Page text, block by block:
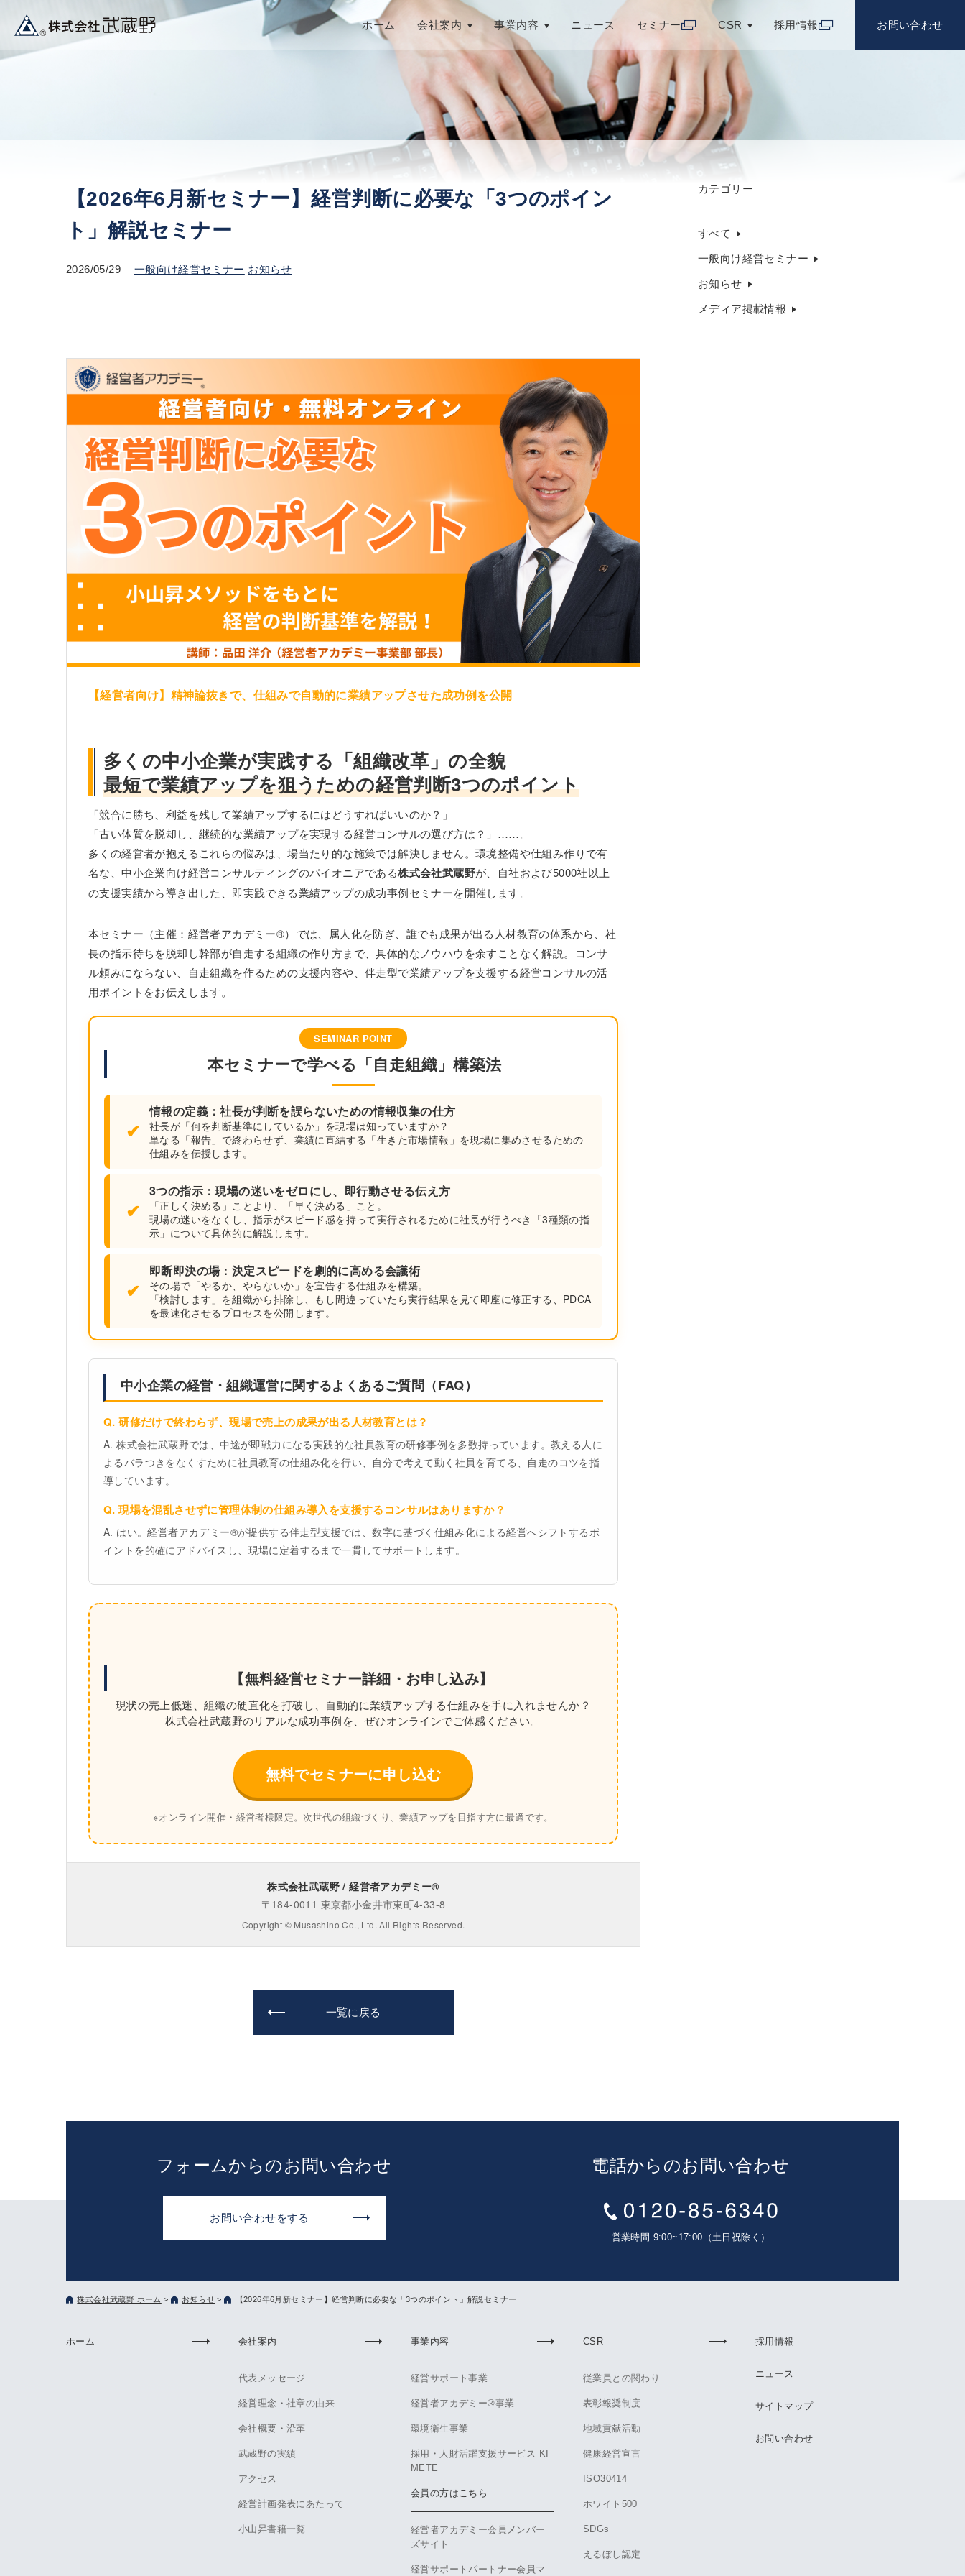
ホーム 会社案内 事業内容 ニュース セミナー CSR 採用情報 お問い合わせ
【2026年6月新セミナー】経営判断に必要な「3つのポイン
ト」解説セミナー
2026/05/29 一般向け経営セミナー お知らせ
【経営者向け】精神論抜きで、仕組みで自動的に業績アップさせた成功例を公開
多くの中小企業が実践する「組織改革」の全貌
最短で業績アップを狙うための経営判断3つのポイント
「競合に勝ち、利益を残して業績アップするにはどうすればいいのか？」
「古い体質を脱却し、継続的な業績アップを実現する経営コンサルの選び方は？」……。
多くの経営者が抱えるこれらの悩みは、場当たり的な施策では解決しません。環境整備や仕組み作りで有
名な、中小企業向け経営コンサルティングのパイオニアである株式会社武蔵野が、自社および5000社以上
の支援実績から導き出した、即実践できる業績アップの成功事例セミナーを開催します。
本セミナー（主催：経営者アカデミー®）では、属人化を防ぎ、誰でも成果が出る人材教育の体系から、社
長の指示待ちを脱却し幹部が自走する組織の作り方まで、具体的なノウハウを余すことなく解説。コンサ
ル頼みにならない、自走組織を作るための支援内容や、伴走型で業績アップを支援する経営コンサルの活
用ポイントをお伝えします。
SEMINAR POINT
本セミナーで学べる「自走組織」構築法
✔
情報の定義：社長が判断を誤らないための情報収集の仕方
社長が「何を判断基準にしているか」を現場は知っていますか？
単なる「報告」で終わらせず、業績に直結する「生きた市場情報」を現場に集めさせるための
仕組みを伝授します。
✔
3つの指示：現場の迷いをゼロにし、即行動させる伝え方
「正しく決める」ことより、「早く決める」こと。
現場の迷いをなくし、指示がスピード感を持って実行されるために社長が行うべき「3種類の指
示」について具体的に解説します。
✔
即断即決の場：決定スピードを劇的に高める会議術
その場で「やるか、やらないか」を宣告する仕組みを構築。
「検討します」を組織から排除し、もし間違っていたら実行結果を見て即座に修正する、PDCA
を最速化させるプロセスを公開します。
中小企業の経営・組織運営に関するよくあるご質問（FAQ）
Q. 研修だけで終わらず、現場で売上の成果が出る人材教育とは？
A. 株式会社武蔵野では、中途が即戦力になる実践的な社員教育の研修事例を多数持っています。教える人に
よるバラつきをなくすために社員教育の仕組み化を行い、自分で考えて動く社員を育てる、自走のコツを指
導しています。
Q. 現場を混乱させずに管理体制の仕組み導入を支援するコンサルはありますか？
A. はい。経営者アカデミー®が提供する伴走型支援では、数字に基づく仕組み化による経営へシフトするポ
イントを的確にアドバイスし、現場に定着するまで一貫してサポートします。
【無料経営セミナー詳細・お申し込み】
現状の売上低迷、組織の硬直化を打破し、自動的に業績アップする仕組みを手に入れませんか？
株式会社武蔵野のリアルな成功事例を、ぜひオンラインでご体感ください。
無料でセミナーに申し込む
※オンライン開催・経営者様限定。次世代の組織づくり、業績アップを目指す方に最適です。
株式会社武蔵野 / 経営者アカデミー®
〒184-0011 東京都小金井市東町4-33-8
Copyright © Musashino Co., Ltd. All Rights Reserved.
一覧に戻る
カテゴリー
すべて
一般向け経営セミナー
お知らせ
メディア掲載情報
フォームからのお問い合わせ
お問い合わせをする
電話からのお問い合わせ
営業時間 9:00~17:00（土日祝除く）
株式会社武蔵野 ホーム > お知らせ > 【2026年6月新セミナー】経営判断に必要な「3つのポイント」解説セミナー
ホーム 会社案内
代表メッセージ
経営理念・社章の由来
会社概要・沿革
武蔵野の実績
アクセス
経営計画発表にあたって
小山昇書籍一覧
事業内容
経営サポート事業
経営者アカデミー®事業
環境衛生事業
採用・人財活躍支援サービス KI
METE
会員の方はこちら
経営者アカデミー会員メンバー
ズサイト
経営サポートパートナー会員マ
CSR
従業員との関わり
表彰報奨制度
地域貢献活動
健康経営宣言
ISO30414
ホワイト500
SDGs
えるぼし認定
採用情報
ニュース
サイトマップ
お問い合わせ